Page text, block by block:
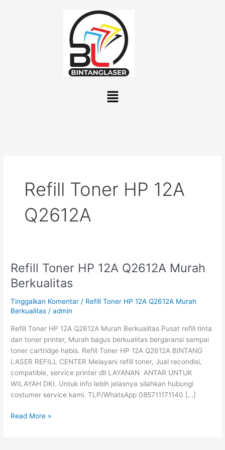
Menu
Refill Toner HP 12A
Q2612A
Refill Toner HP 12A Q2612A Murah
Berkualitas
Tinggalkan Komentar / Refill Toner HP 12A Q2612A Murah
Berkualitas /admin
Refill Toner HP 12A Q2612A Murah Berkualitas Pusat refill tinta
dan toner printer, Murah bagus berkualitas bergaransi sampai
toner cartridge habis. Refill Toner HP 12A Q2612A BINTANG
LASER REFILL CENTER Melayani refill toner, Jual recondisi,
compatible, service printer dll LAYANAN ANTAR UNTUK
WILAYAH DKI. Untuk info lebih jelasnya silahkan hubungi
costumer service kami. TLP/WhatsApp 085711171140 […]
Refill
Toner
HP
12A
Q2612A
Berkualitas
Read More »